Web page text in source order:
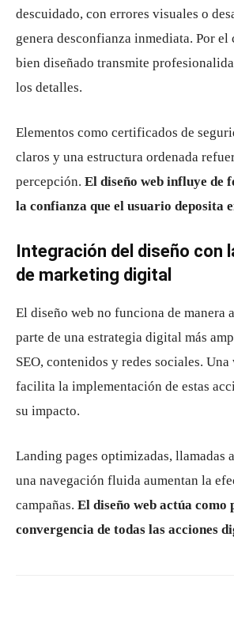
descuidado, con errores visuales o
genera desconfianza inmediata. Por
bien diseñado transmite
los detalles.
Elementos como certificados de
claros y una estructura ordenada
percepción. El diseño web influye de
la confianza que el usuario deposita
Integración del diseño con
de marketing digital
El diseño web no funciona de manera
parte de una estrategia digital más
SEO, contenidos y redes sociales.
facilita la implementación de estas
su impacto.
Landing pages optimizadas, llamadas
una navegación fluida aumentan la
campañas. El diseño web actúa como
convergencia de todas las acciones